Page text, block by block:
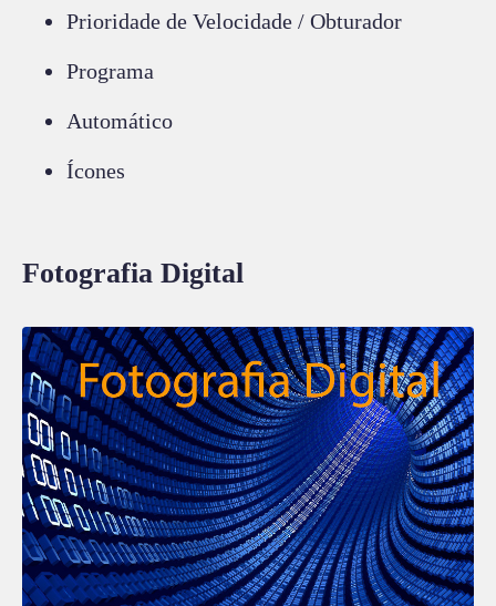
Prioridade de Velocidade / Obturador
Programa
Automático
Ícones
Fotografia Digital